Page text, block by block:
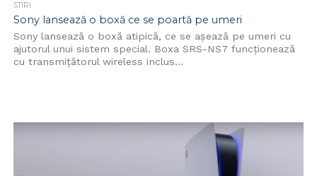
STIRI
Sony lansează o boxă ce se poartă pe umeri
Sony lansează o boxă atipică, ce se așează pe umeri cu
ajutorul unui sistem special. Boxa SRS-NS7 funcționează
cu transmițătorul wireless inclus...